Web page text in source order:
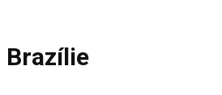
Brazílie